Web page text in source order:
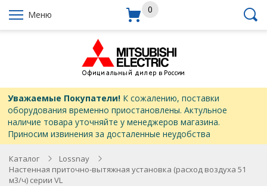
Меню 0
Уважаемые Покупатели!К сожалению, поставки
оборудования временно приостановлены. Актульное
наличие товара уточняйте у менеджеров магазина.
Приносим извинения за досталенные неудобства
Каталог
Lossnay
Настенная приточно-вытяжная установка (расход воздуха 51
м3/ч) серии VL